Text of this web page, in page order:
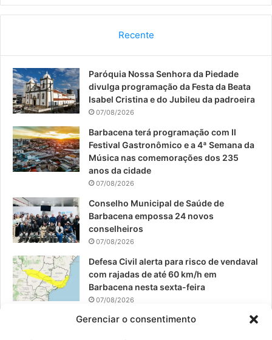
Gerenciar o consentimento
b
o
k
u
b
a
g
a
Recente
Paróquia Nossa Senhora da Piedade
divulga programação da Festa da Beata
Isabel Cristina e do Jubileu da padroeira
07/08/2026
Barbacena terá programação com II
Festival Gastronômico e a 4ª Semana da
Música nas comemorações dos 235
anos da cidade
07/08/2026
Conselho Municipal de Saúde de
Barbacena empossa 24 novos
conselheiros
07/08/2026
Defesa Civil alerta para risco de vendaval
com rajadas de até 60 km/h em
Barbacena nesta sexta-feira
07/08/2026
EPCAR tem a melhor nota do IDEB no